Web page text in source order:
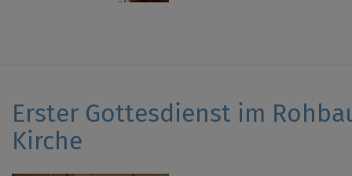
Erster Gottesdienst im
Kirche